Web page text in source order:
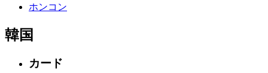
ホンコン
韓国
カード